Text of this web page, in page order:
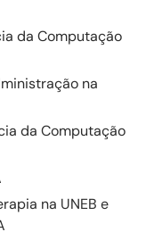
da Computação
na
da Computação
na UNEB e